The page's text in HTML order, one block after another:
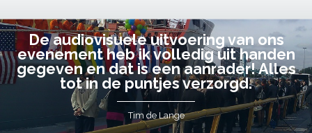
De audiovisuele uitvoering van ons
evenement heb ik volledig uit handen
gegeven en dat is een aanrader! Alles
tot in de puntjes verzorgd.
Tim de Lange